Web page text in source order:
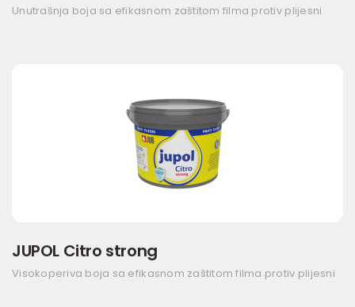
Unutrašnja boja sa efikasnom zaštitom filma protiv plijesni
JUPOL Citro strong
Visokoperiva boja sa efikasnom zaštitom filma protiv plijesni